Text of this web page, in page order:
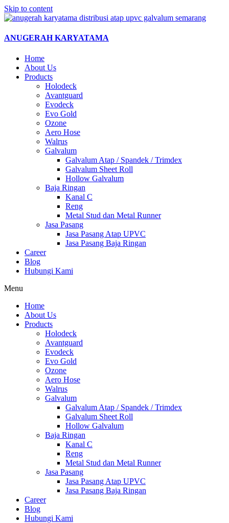
Skip to content
ANUGERAH KARYATAMA
Home
About Us
Products
Holodeck
Avantguard
Evodeck
Evo Gold
Ozone
Aero Hose
Walrus
Galvalum
Galvalum Atap / Spandek / Trimdex
Galvalum Sheet Roll
Hollow Galvalum
Baja Ringan
Kanal C
Reng
Metal Stud dan Metal Runner
Jasa Pasang
Jasa Pasang Atap UPVC
Jasa Pasang Baja Ringan
Career
Blog
Hubungi Kami
Menu
Home
About Us
Products
Holodeck
Avantguard
Evodeck
Evo Gold
Ozone
Aero Hose
Walrus
Galvalum
Galvalum Atap / Spandek / Trimdex
Galvalum Sheet Roll
Hollow Galvalum
Baja Ringan
Kanal C
Reng
Metal Stud dan Metal Runner
Jasa Pasang
Jasa Pasang Atap UPVC
Jasa Pasang Baja Ringan
Career
Blog
Hubungi Kami